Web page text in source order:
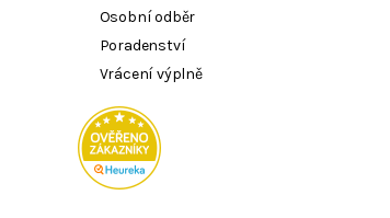
Osobní odběr
Poradenství
Vrácení výplně